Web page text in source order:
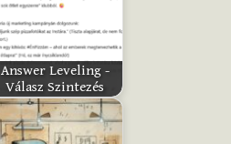
Answer Leveling -
Válasz Szintezés